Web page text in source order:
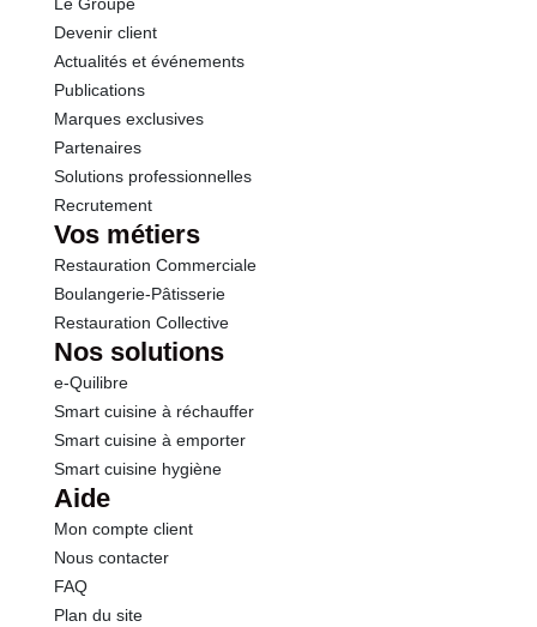
Protéines
Sel
Devenir client
Actualités et événements
Publications
Marques exclusives
Partenaires
Solutions professionnelles
Recrutement
Vos métiers
Restauration Commerciale
Boulangerie-Pâtisserie
Restauration Collective
Nos solutions
e-Quilibre
Smart cuisine à réchauffer
Smart cuisine à emporter
Smart cuisine hygiène
Aide
Mon compte client
Nous contacter
FAQ
Plan du site